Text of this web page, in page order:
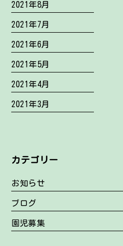
2021年8月
2021年7月
2021年6月
2021年5月
2021年4月
2021年3月
カテゴリー
お知らせ
ブログ
園児募集